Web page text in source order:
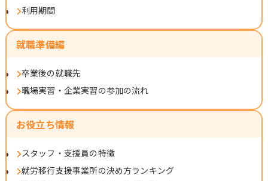
利用期間
就職準備編
卒業後の就職先
職場実習・企業実習の参加の流れ
お役立ち情報
スタッフ・支援員の特徴
就労移行支援事業所の決め方ランキング